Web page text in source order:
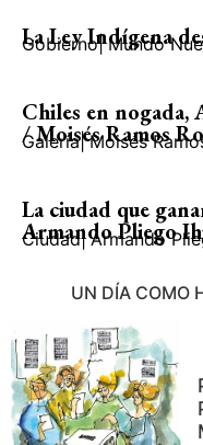
La Ley Indígena
Gobierno| Mundo
Chiles en nogada,
/ Moisés Ramos
Galería| Moisés
La ciudad que
Armando Pliego
Ciudad| Armando
UN DÍA COMO